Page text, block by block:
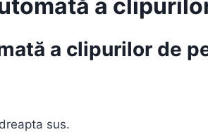
a
a clipurilor de
sus.